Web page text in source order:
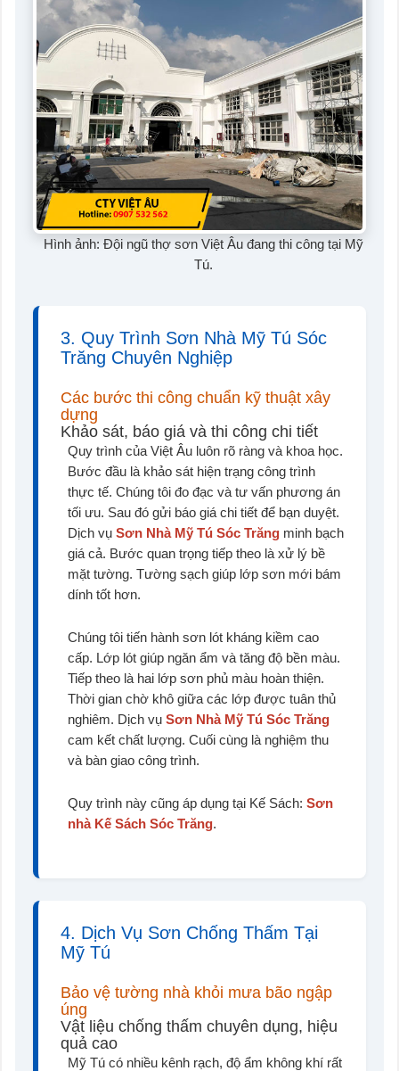
Hình ảnh: Đội ngũ thợ sơn Việt Âu đang thi công tại Mỹ
Tú.
3. Quy Trình Sơn Nhà Mỹ Tú Sóc
Trăng Chuyên Nghiệp
Các bước thi công chuẩn kỹ thuật xây
dựng
Khảo sát, báo giá và thi công chi tiết
Quy trình của Việt Âu luôn rõ ràng và khoa học.
Bước đầu là khảo sát hiện trạng công trình
thực tế. Chúng tôi đo đạc và tư vấn phương án
tối ưu. Sau đó gửi báo giá chi tiết để bạn duyệt.
Dịch vụ Sơn Nhà Mỹ Tú Sóc Trăng minh bạch
giá cả. Bước quan trọng tiếp theo là xử lý bề
mặt tường. Tường sạch giúp lớp sơn mới bám
dính tốt hơn.
Chúng tôi tiến hành sơn lót kháng kiềm cao
cấp. Lớp lót giúp ngăn ẩm và tăng độ bền màu.
Tiếp theo là hai lớp sơn phủ màu hoàn thiện.
Thời gian chờ khô giữa các lớp được tuân thủ
nghiêm. Dịch vụ Sơn Nhà Mỹ Tú Sóc Trăng
cam kết chất lượng. Cuối cùng là nghiệm thu
và bàn giao công trình.
Quy trình này cũng áp dụng tại Kế Sách: Sơn
nhà Kế Sách Sóc Trăng.
4. Dịch Vụ Sơn Chống Thấm Tại
Mỹ Tú
Bảo vệ tường nhà khỏi mưa bão ngập
úng
Vật liệu chống thấm chuyên dụng, hiệu
quả cao
Mỹ Tú có nhiều kênh rạch, độ ẩm không khí rất